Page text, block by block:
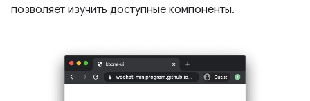
позволяет изучить доступные компоненты.